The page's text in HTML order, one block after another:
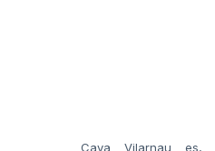
Cava Vilarnau es,